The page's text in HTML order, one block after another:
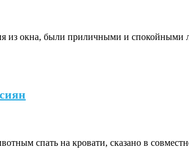
из окна, были приличными и
спать на кровати, сказано в